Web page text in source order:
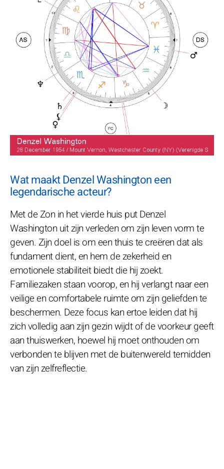
Wat maakt Denzel Washington een
legendarische acteur?
Met de Zon in het vierde huis put Denzel
Washington uit zijn verleden om zijn leven vorm te
geven. Zijn doel is om een thuis te creëren dat als
fundament dient, en hem de zekerheid en
emotionele stabiliteit biedt die hij zoekt.
Familiezaken staan voorop, en hij verlangt naar een
veilige en comfortabele ruimte om zijn geliefden te
beschermen. Deze focus kan ertoe leiden dat hij
zich volledig aan zijn gezin wijdt of de voorkeur geeft
aan thuiswerken, hoewel hij moet onthouden om
verbonden te blijven met de buitenwereld temidden
van zijn zelfreflectie.